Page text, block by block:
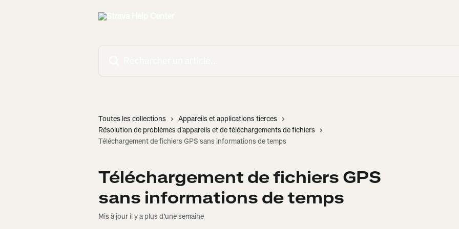
Toutes les collections
Appareils et applications tierces
Résolution de problèmes d'appareils et de téléchargements de fichiers
Téléchargement de fichiers GPS sans informations de temps
Téléchargement de fichiers GPS
sans informations de temps
Mis à jour il y a plus d’une semaine